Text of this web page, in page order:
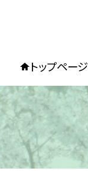
トップページ